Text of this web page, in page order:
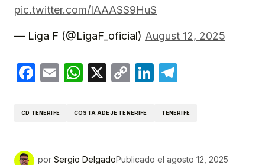
pic.twitter.com/IAAASS9HuS
— Liga F (@LigaF_oficial) August 12, 2025
Facebook
EmailWhatsApp
X
CopyLinkedIn
CD TENERIFE COSTA ADEJE TENERIFE TENERIFE
por Sergio DelgadoPublicado el agosto 12, 2025